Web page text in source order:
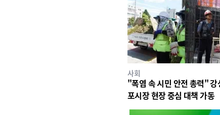
사회
"폭염 속 시민 안전 총력" 강
포시장 현장 중심 대책 가동